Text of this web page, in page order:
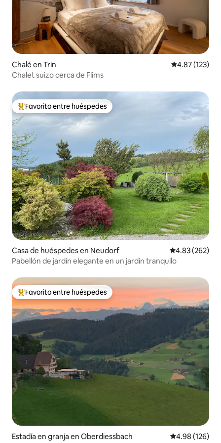
Chalé en Trin Calificación
4.87 (123)
Chalet suizo cerca de Flims
Favorito entre huéspedes preferido
Favorito entre huéspedes
Casa de huéspedes en Neudorf Calificación
4.83 (262)
Pabellón de jardín elegante en un jardín tranquilo
Favorito entre huéspedes preferido
Favorito entre huéspedes
Estadía en granja en Oberdiessbach Calificación
4.98 (126)